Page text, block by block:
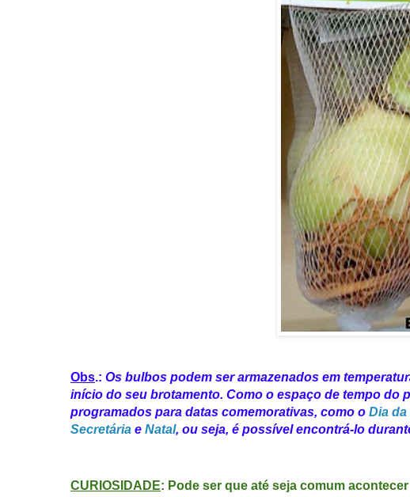
Obs.: Os bulbos podem ser armazenados em
início do seu brotamento. Como o espaço de tempo do
programados para datas comemorativas, como o Dia da
Secretária e Natal, ou seja, é possível encontrá-lo
CURIOSIDADE: Pode ser que até seja comum